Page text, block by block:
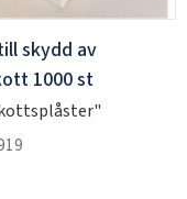
skydd av
1000 st